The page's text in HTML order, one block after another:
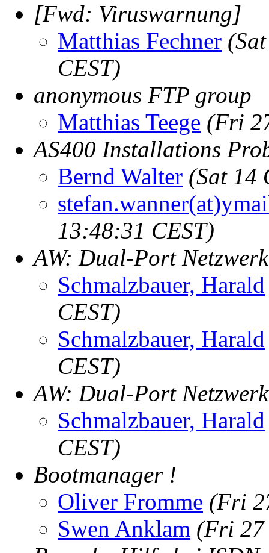
[Fwd: Viruswarnung]
Matthias Fechner
CEST)
anonymous FTP group
Matthias Teege (Fri
AS400 Installations
Bernd Walter (Sat 14
13:48:31 CEST)
AW: Dual-Port
Schmalzbauer, Harald
CEST)
Schmalzbauer, Harald
CEST)
AW: Dual-Port
Schmalzbauer, Harald
CEST)
Bootmanager !
Oliver Fromme (Fri
Swen Anklam (Fri 27